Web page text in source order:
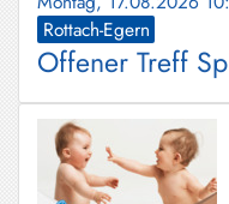
Rottach-Egern
Offener Treff